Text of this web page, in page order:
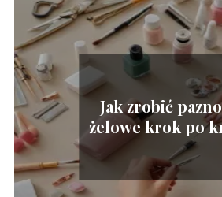
Jak zrobić
żelowe krok po